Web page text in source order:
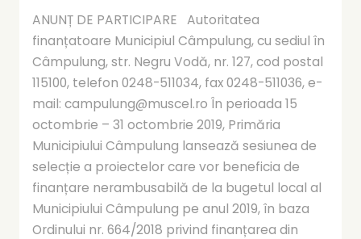
ANUNȚ DE PARTICIPARE Autoritatea
finanțatoare Municipiul Câmpulung, cu sediul în
Câmpulung, str. Negru Vodă, nr. 127, cod postal
115100, telefon 0248-511034, fax 0248-511036, e-
mail: campulung@muscel.ro În perioada 15
octombrie – 31 octombrie 2019, Primăria
Municipiului Câmpulung lansează sesiunea de
selecție a proiectelor care vor beneficia de
finanțare nerambusabilă de la bugetul local al
Municipiului Câmpulung pe anul 2019, în baza
Ordinului nr. 664/2018 privind finanțarea din